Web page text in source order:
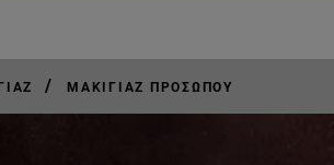
/ ΜΑΚΙΓΙΆΖ ΠΡΟΣΏΠΟΥ